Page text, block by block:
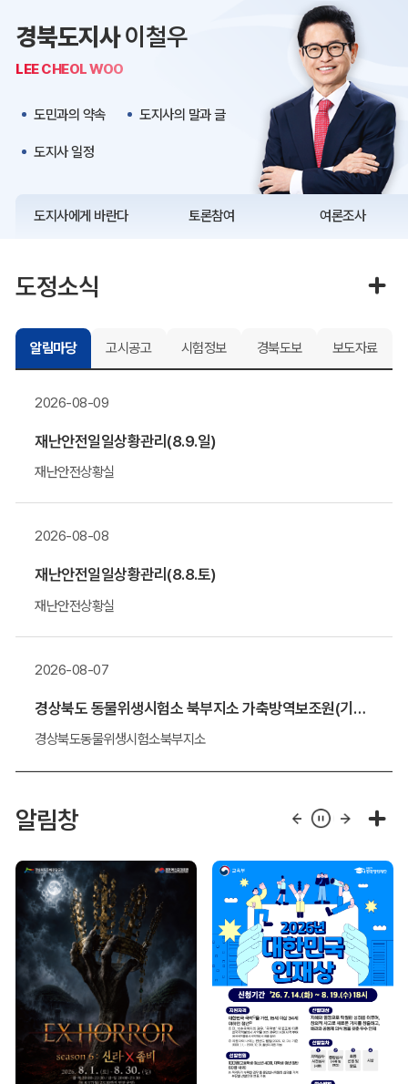
K보듬 6000
정보공개
경북도지사이철우
LEE CHEOL WOO
도민과의 약속 도지사의 말과 글
도지사 일정
도지사에게 바란다 토론참여 여론조사
도정소식
알림마당 고시공고 시험정보 경북도보 보도자료
2026-08-09
재난안전일일상황관리(8.9.일)
재난안전상황실
2026-08-08
재난안전일일상황관리(8.8.토)
재난안전상황실
2026-08-07
경상북도 동물위생시험소 북부지소 가축방역보조원(기간제 근로자) 채용 알림
경상북도동물위생시험소북부지소
알림창